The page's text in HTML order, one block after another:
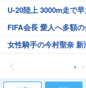
U-20陸上 3000m走で
FIFA会長 愛人へ多額
女性騎手の今村聖奈 新